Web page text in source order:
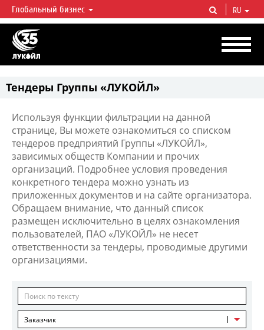
ЛУКОЙЛ СЕГОДНЯ
ЛУКОЙЛ — одна из крупнейших вертикально интегрированных
нефтегазовых компаний в мире, на долю которой приходится более 2%
мировой добычи нефти и около 1% доказанных запасов углеводородов.
Глобальный бизнес RU
Тендеры Группы «ЛУКОЙЛ»
Используя функции фильтрации на данной
странице, Вы можете ознакомиться со списком
тендеров предприятий Группы «ЛУКОЙЛ»,
зависимых обществ Компании и прочих
организаций. Подробнее условия проведения
конкретного тендера можно узнать из
приложенных документов и на сайте организатора.
Обращаем внимание, что данный список
размещен исключительно в целях ознакомления
пользователей, ПАО «ЛУКОЙЛ» не несет
ответственности за тендеры, проводимые другими
организациями.
Заказчик